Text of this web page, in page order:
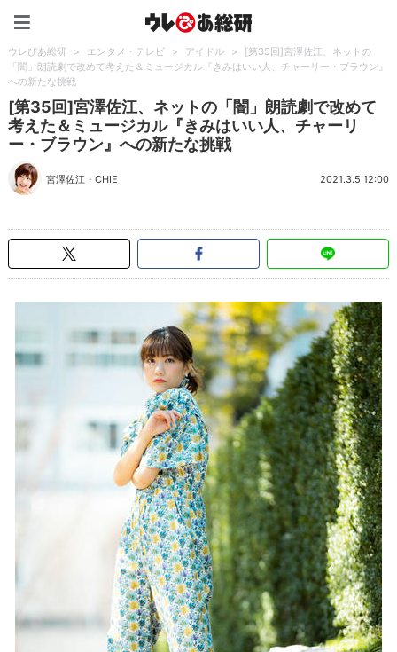
ウレぴあ総研 > エンタメ・テレビ > アイドル >
[第35回]宮澤佐江、ネットの
「闇」朗読劇で改めて考えた＆ミュージカル『きみはいい人、チャーリー・ブラウン』
への新たな挑戦
[第35回]宮澤佐江、ネットの「闇」朗読劇で改めて
考えた＆ミュージカル『きみはいい人、チャーリ
ー・ブラウン』への新たな挑戦
宮澤佐江 ・CHIE 2021.3.5 12:00